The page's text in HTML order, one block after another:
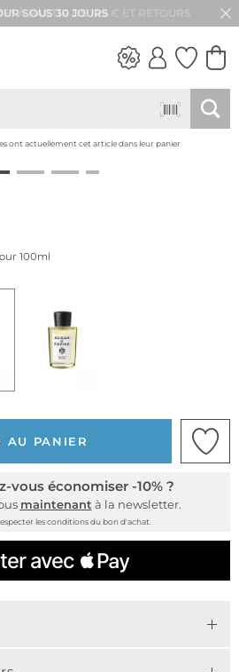
SOUS 30 JOURS
ont actuellement cet article dans leur panier
100ml
AU PANIER
vous économiser -10% ?
maintenant à la newsletter.
les conditions du bon d'achat.